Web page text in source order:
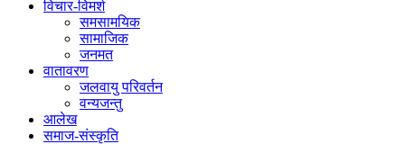
विचार-विमर्श
समसामयिक
सामाजिक
जनमत
वातावरण
जलवायु परिवर्तन
वन्यजन्तु
आलेख
समाज-संस्कृति